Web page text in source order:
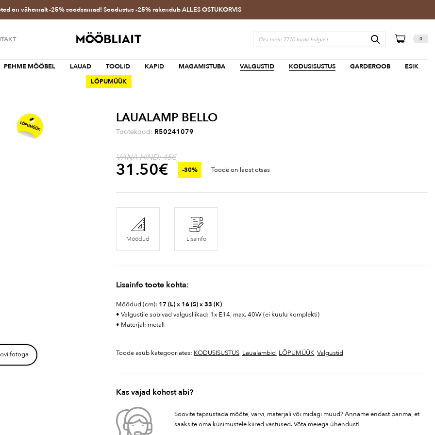
on vähemalt -25% soodsamad! Soodustus -25% rakendub ALLES OSTUKORVIS
0
PEHME MÖÖBEL LAUAD TOOLID KAPID MAGAMISTUBA VALGUSTID KODUSISUSTUS GARDEROOB
ESIK
LÕPUMÜÜK
fotoga
LAUALAMP BELLO
Tootekood: R50241079
VANA HIND: 45€
31.50€ -30% Toode on laost otsas
Mõõdud Lisainfo
Lisainfo toote kohta:
Mõõdud (cm): 17 (L) x 16 (S) x 33 (K)
• Valgustile sobivad valgusllikad: 1x E14, max. 40W (ei kuulu komplekti)
• Materjal: metall
Toode asub kategooriates: KODUSISUSTUS, Laualambid, LÕPUMÜÜK,Valgustid
Kas vajad kohest abi?
Soovite täpsustada mõõte, värvi, materjali või midagi muud? Anname endast parima, et
saaksite oma küsimustele kiired vastused. Võta meiega ühendust!